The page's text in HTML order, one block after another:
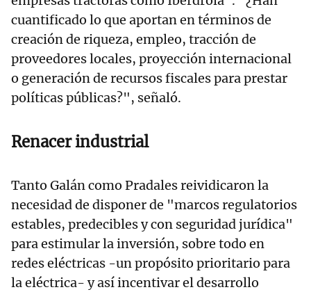
cuantificado lo que aportan en términos de
creación de riqueza, empleo, tracción de
proveedores locales, proyección internacional
o generación de recursos fiscales para prestar
políticas públicas?", señaló.
Renacer industrial
Tanto Galán como Pradales reividicaron la
necesidad de disponer de "marcos regulatorios
estables, predecibles y con seguridad jurídica"
para estimular la inversión, sobre todo en
redes eléctricas -un propósito prioritario para
la eléctrica- y así incentivar el desarrollo